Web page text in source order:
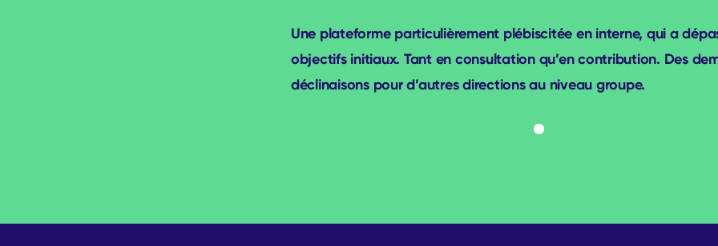
Une plateforme particulièrement plébiscitée en interne, qui a
objectifs initiaux. Tant en consultation qu’en contribution. Des
déclinaisons pour d’autres directions au niveau groupe.